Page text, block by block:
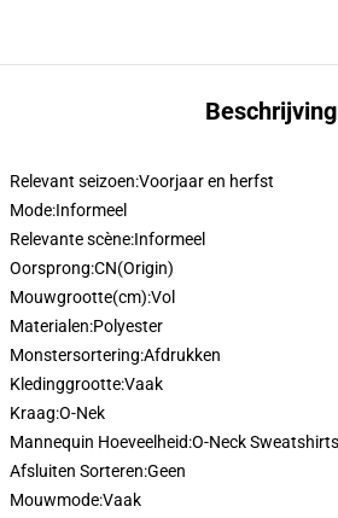
Beschrijving
Relevant seizoen:Voorjaar en herfst
Mode:Informeel
Relevante scène:Informeel
Oorsprong:CN(Origin)
Mouwgrootte(cm):Vol
Materialen:Polyester
Monstersortering:Afdrukken
Kledinggrootte:Vaak
Kraag:O-Nek
Mannequin Hoeveelheid:O-Neck Sweatshirts
Afsluiten Sorteren:Geen
Mouwmode:Vaak